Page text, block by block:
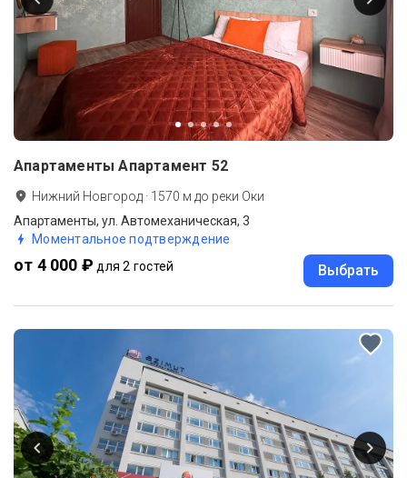
Апартаменты Апартамент 52
Нижний Новгород · 1570 м до реки Оки
Апартаменты, ул. Автомеханическая, 3
Моментальное подтверждение
от 4 000 ₽ для 2 гостей Выбрать